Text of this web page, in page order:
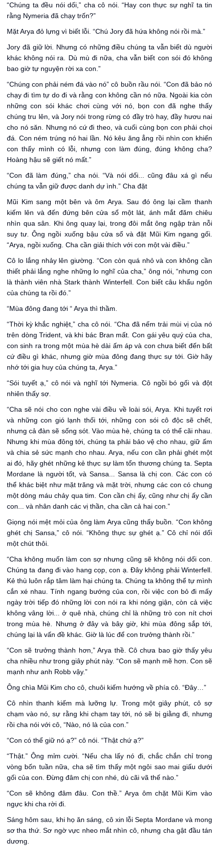
“Chúng ta đều nói dối,” cha cô nói. “Hay con thực sự nghĩ ta tin
rằng Nymeria đã chạy trốn?”
Mặt Arya đỏ lựng vì biết lỗi. “Chú Jory đã hứa không nói rồi mà.”
Jory đã giữ lời. Nhưng có những điều chúng ta vẫn biết dù người
khác không nói ra. Dù mù đi nữa, cha vẫn biết con sói đó không
bao giờ tự nguyện rời xa con.”
“Chúng con phải ném đá vào nó” cô buồn rầu nói. “Con đã bảo nó
chạy đi tìm tự do đi và rằng con không cần nó nữa. Ngoài kia còn
những con sói khác chơi cùng với nó, bọn con đã nghe thấy
chúng tru lên, và Jory nói trong rừng có đầy trò hay, đầy hươu nai
cho nó săn. Nhưng nó cứ đi theo, và cuối cùng bọn con phải chọi
đá. Con ném trúng nó hai lần. Nó kêu ăng ẳng rồi nhìn con khiến
con thấy mình có lỗi, nhưng con làm đúng, đúng không cha?
Hoàng hậu sẽ giết nó mất.”
“Con đã làm đúng,” cha nói. “Và nói dối... cũng đâu xá gì nếu
chúng ta vẫn giữ được danh dự ình.” Cha đặt
Mũi Kim sang một bên và ôm Arya. Sau đó ông lại cầm thanh
kiếm lên và đến đứng bên cửa sổ một lát, ánh mắt đăm chiêu
nhìn qua sân. Khi ông quay lại, trong đôi mắt ông ngập tràn nỗi
suy tư. Ông ngồi xuống bậu cửa sổ và đặt Mũi Kim ngang gối.
“Arya, ngồi xuống. Cha cần giải thích với con một vài điều.”
Cô lo lắng nhảy lên giường. “Con còn quá nhỏ và con không cần
thiết phải lắng nghe những lo nghĩ của cha,” ông nói, “nhưng con
là thành viên nhà Stark thành Winterfell. Con biết câu khẩu ngôn
của chúng ta rồi đó.”
“Mùa đông đang tới “ Arya thì thầm.
“Thời kỳ khắc nghiệt,” cha cô nói. “Cha đã nếm trải mùi vị của nó
trên dòng Trident, và khi bác Bran mất. Con gái yêu quý của cha,
con sinh ra trong một mùa hè dài ấm áp và con chưa biết đến bất
cứ điều gì khác, nhưng giờ mùa đông đang thực sự tới. Giờ hãy
nhớ tới gia huy của chúng ta, Arya.”
“Sói tuyết ạ,” cô nói và nghĩ tới Nymeria. Cô ngồi bó gối và đột
nhiên thấy sợ.
“Cha sẽ nói cho con nghe vài điều về loài sói, Arya. Khi tuyết rơi
và những con gió lạnh thối tới, những con sói cô độc sẽ chết,
nhưng cả đàn sẽ sống sót. Vào mùa hè, chúng ta có thể cãi nhau.
Nhưng khi mùa đông tới, chúng ta phải bảo vệ cho nhau, giữ ấm
và chia sẻ sức mạnh cho nhau. Arya, nếu con cần phải ghét một
ai đó, hãy ghét những kẻ thực sự làm tổn thương chúng ta. Septa
Mordane là người tốt, và Sansa... Sansa là chị con. Các con có
thể khác biệt như mặt trăng và mặt trời, nhưng các con có chung
một dòng máu chảy qua tim. Con cần chị ấy, cũng như chị ấy cần
con... và nhân danh các vị thần, cha cần cả hai con.”
Giọng nói mệt mỏi của ông làm Arya cũng thấy buồn. “Con không
ghét chị Sansa,” cô nói. “Không thực sự ghét ạ.” Cô chỉ nói dối
một chút thôi.
“Cha không muốn làm con sợ nhưng cũng sẽ không nói dối con.
Chúng ta đang đi vào hang cọp, con ạ. Đây không phải Winterfell.
Kẻ thù luôn rắp tâm làm hại chúng ta. Chúng ta không thể tự mình
cắn xé nhau. Tính ngang bướng của con, rồi việc con bỏ đi mấy
ngày trời tiếp đó những lời con nói ra khi nóng giận, còn cả việc
không vâng lời... ở quê nhà, chúng chỉ là những trò con nít chơi
trong mùa hè. Nhưng ở đây và bây giờ, khi mùa đông sắp tới,
chúng lại là vấn đề khác. Giờ là lúc để con trưởng thành rồi.”
“Con sẽ trưởng thành hơn,” Arya thề. Cô chưa bao giờ thấy yêu
cha nhiều như trong giây phút này. “Con sẽ mạnh mẽ hơn. Con sẽ
mạnh như anh Robb vậy.”
Ông chìa Mũi Kim cho cô, chuôi kiếm hướng về phía cô. “Đây…”
Cô nhìn thanh kiếm mà lưỡng lự. Trong một giây phút, cô sợ
chạm vào nó, sự rằng khi chạm tay tới, nó sẽ bị giằng đi, nhưng
rồi cha nói với cô, “Nào, nó là của con.”
“Con có thể giữ nó ạ?” cô nói. “Thật chứ ạ?”
“Thật.” Ông mỉm cười. “Nếu cha lấy nó đi, chắc chắn chỉ trong
vòng bốn tuần nữa, cha sẽ tìm thấy một ngôi sao mai giấu dưới
gối của con. Đừng đâm chị con nhé, dù cãi vã thế nào.”
“Con sẽ không đâm đâu. Con thề.” Arya ôm chặt Mũi Kim vào
ngực khi cha rời đi.
Sáng hôm sau, khi họ ăn sáng, cô xin lỗi Septa Mordane và mong
sơ tha thứ. Sơ ngờ vực nheo mắt nhìn cô, nhưng cha gật đầu tán
dương.